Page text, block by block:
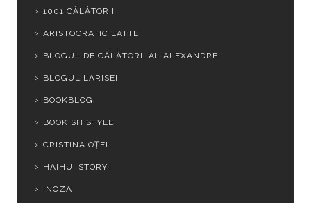
1001 CĂLĂTORII
ARISTOCRATIC LATTE
BLOGUL DE CĂLĂTORII AL ALEXANDREI
BLOGUL LARISEI
BOOKBLOG
BOOKISH STYLE
CRISTINA OȚEL
HAIHUI STORY
INOZA